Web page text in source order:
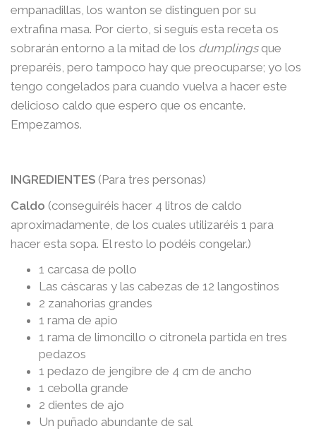
empanadillas, los wanton se distinguen por su
extrafina masa. Por cierto, si seguís esta receta os
sobrarán entorno a la mitad de los dumplingsque
preparéis, pero tampoco hay que preocuparse; yo los
tengo congelados para cuando vuelva a hacer este
delicioso caldo que espero que os encante.
Empezamos.
INGREDIENTES (Para tres personas)
Caldo (conseguiréis hacer 4 litros de caldo
aproximadamente, de los cuales utilizaréis 1 para
hacer esta sopa. El resto lo podéis congelar.)
1 carcasa de pollo
Las cáscaras y las cabezas de 12 langostinos
2 zanahorias grandes
1 rama de apio
1 rama de limoncillo o citronela partida en tres
pedazos
1 pedazo de jengibre de 4 cm de ancho
1 cebolla grande
2 dientes de ajo
Un puñado abundante de sal